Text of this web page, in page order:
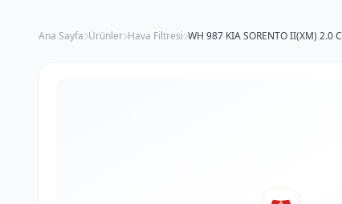
Ana Sayfa Ürünler Hava Filtresi